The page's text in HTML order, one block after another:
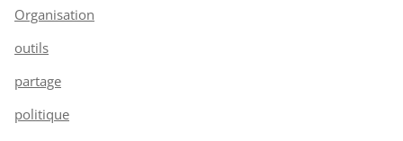
Organisation
outils
partage
politique